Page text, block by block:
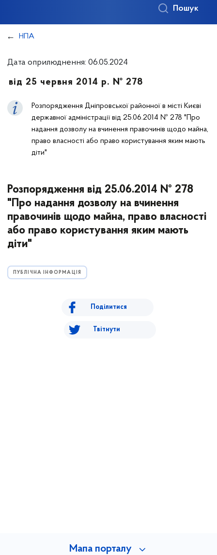
Пошук
НПА
Дата оприлюднення: 06.05.2024
від 25 червня 2014 р. № 278
Розпорядження Дніпровської районної в місті Києві
державної адміністрації від 25.06.2014 № 278 "Про
надання дозволу на вчинення правочинів щодо майна,
право власності або право користування яким мають
діти"
Розпорядження від 25.06.2014 № 278
"Про надання дозволу на вчинення
правочинів щодо майна, право власності
або право користування яким мають
діти"
ПУБЛІЧНА ІНФОРМАЦІЯ
Поділитися
Твітнути
Мапа порталу